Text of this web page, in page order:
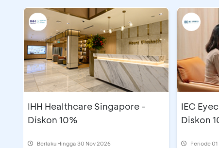
IHH Healthcare Singapore -
Diskon 10%
Berlaku Hingga 30 Nov 2026
IEC
Diskon
Periode